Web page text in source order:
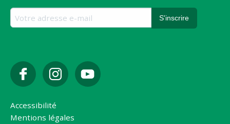
Accessibilité
Mentions légales